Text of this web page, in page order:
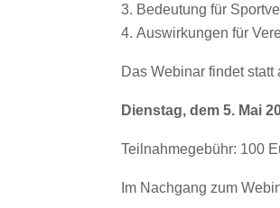
Bedeutung für
Auswirkungen für
Das Webinar findet statt
Dienstag, dem 5. Mai
Teilnahmegebühr: 100
Im Nachgang zum